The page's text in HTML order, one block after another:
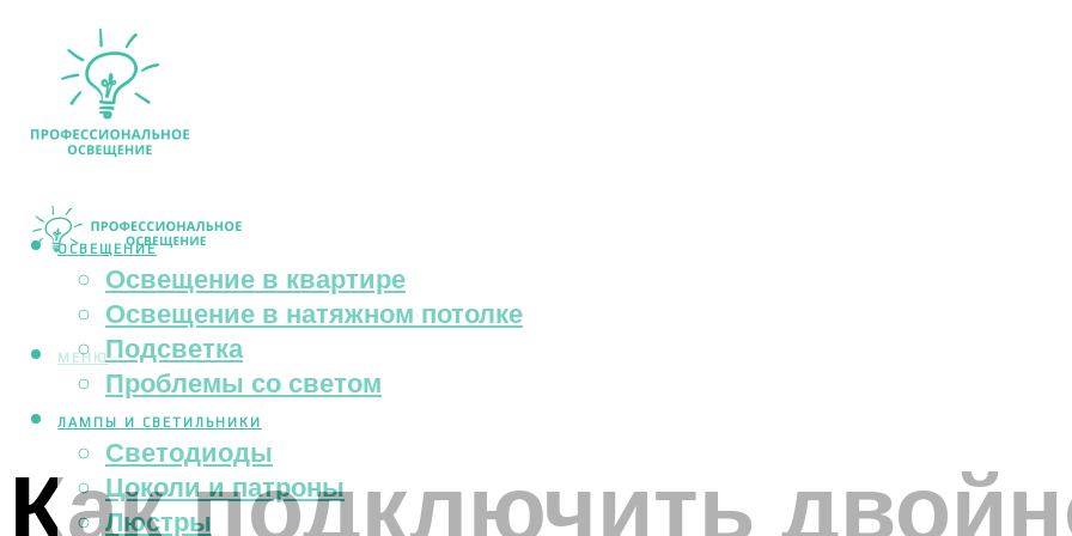
ОСВЕЩЕНИЕ
Освещение в квартире
Освещение в натяжном потолке
Подсветка
Проблемы со светом
ЛАМПЫ И СВЕТИЛЬНИКИ
Светодиоды
Цоколи и патроны
Люстры
МЕНЮ
Как подключить